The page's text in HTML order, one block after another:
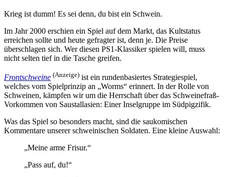
Krieg ist dumm! Es sei denn, du bist ein Schwein.
Im Jahr 2000 erschien ein Spiel auf dem Markt, das Kultstatus
erreichen sollte und heute gefragter ist, denn je. Die Preise
überschlagen sich. Wer diesen PS1-Klassiker spielen will, muss
nicht selten tief in die Tasche greifen.
Frontschweine (Anzeige) ist ein rundenbasiertes Strategiespiel,
welches vom Spielprinzip an „Worms“ erinnert. In der Rolle von
Schweinen, kämpfen wir um die Herrschaft über das Schweinefraß-
Vorkommen von Saustallasien: Einer Inselgruppe im Südpigzifik.
Was das Spiel so besonders macht, sind die saukomischen
Kommentare unserer schweinischen Soldaten. Eine kleine Auswahl:
„Meine arme Frisur.“
„Pass auf, du!“